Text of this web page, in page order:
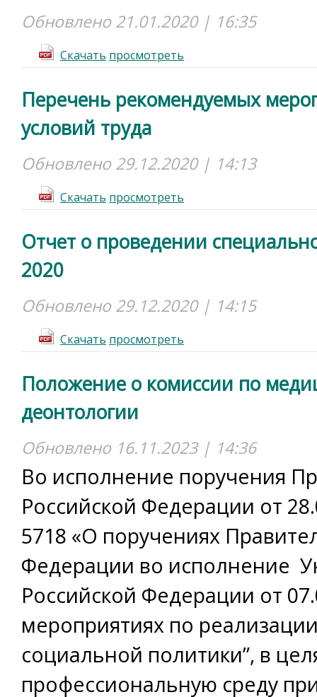
Обновлено 21.01.2020 | 16:35
Cкачать просмотреть
Перечень рекомендуемых
условий труда
Обновлено 29.12.2020 | 14:13
Cкачать просмотреть
Отчет о проведении
2020
Обновлено 29.12.2020 | 14:15
Cкачать просмотреть
Положение о комиссии по
деонтологии
Обновлено 16.11.2023 | 14:36
Во исполнение поручения
Российской Федерации от
5718 «О поручениях
Федерации во исполнение
Российской Федерации от
мероприятиях по
социальной политики”, в
профессиональную среду